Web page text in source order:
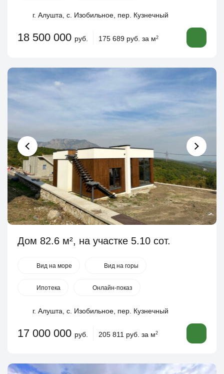
г. Алушта, с. Изобильное, пер. Кузнечный
18 500 000 руб. 175 689 руб. за м2
Дом 82.6 м², на участке 5.10 сот.
Вид на море Вид на горы
Ипотека Онлайн-показ
г. Алушта, с. Изобильное, пер. Кузнечный
17 000 000 руб. 205 811 руб. за м2